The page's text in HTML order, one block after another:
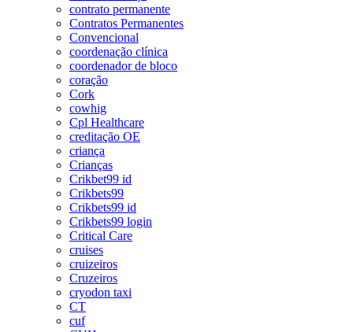
contrato permanente
Contratos Permanentes
Convencional
coordenação clínica
coordenador de bloco
coração
Cork
cowhig
Cpl Healthcare
creditação OE
criança
Crianças
Crikbet99 id
Crikbets99
Crikbets99 id
Crikbets99 login
Critical Care
cruises
cruizeiros
Cruzeiros
cryodon taxi
CT
cuf